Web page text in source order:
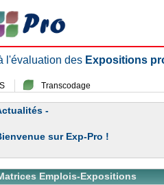
l'évaluation des Expositions
Transcodage
-
sur Exp-Pro !
Emplois-Expositions